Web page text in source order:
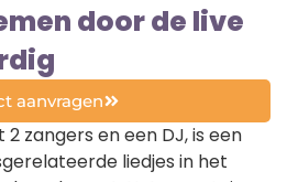
door de live
aanvragen
zangers en een DJ, is een
liedjes in het